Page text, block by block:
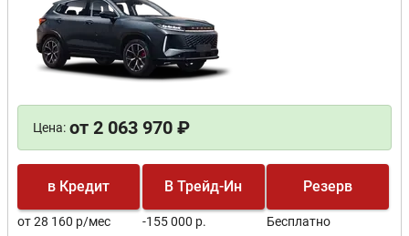
Цена: от 2 063 970 ₽
в Кредит
от 28 160 р/мес
В Трейд-Ин
-155 000 р.
Резерв
Бесплатно